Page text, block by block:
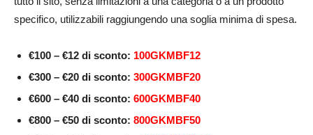
specifico, utilizzabili raggiungendo una soglia minima di spesa.
€100 – €12 di sconto: 100GKMBF12
€300 – €20 di sconto: 300GKMBF20
€600 – €40 di sconto: 600GKMBF40
€800 – €50 di sconto: 800GKMBF50